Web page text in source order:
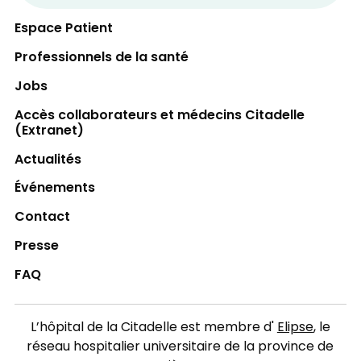
votre carte de paiement.
Espace Patient
Professionnels de la santé
Jobs
Accès collaborateurs et médecins Citadelle
(Extranet)
Actualités
Événements
Contact
Presse
FAQ
L’hôpital de la Citadelle est membre d'Elipse, le
réseau hospitalier universitaire de la province de